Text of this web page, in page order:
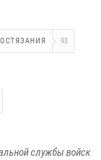
93
службы войск